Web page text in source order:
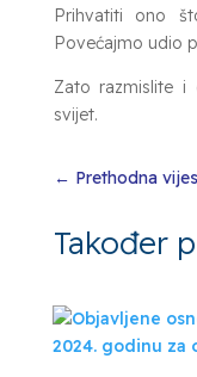
Prihvatiti ono
Povećajmo udio
Zato razmislite
svijet.
← Prethodna
Također